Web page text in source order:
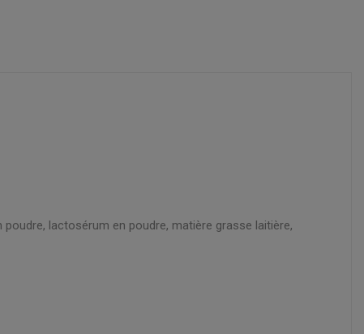
lactosérum en poudre, matière grasse laitière,